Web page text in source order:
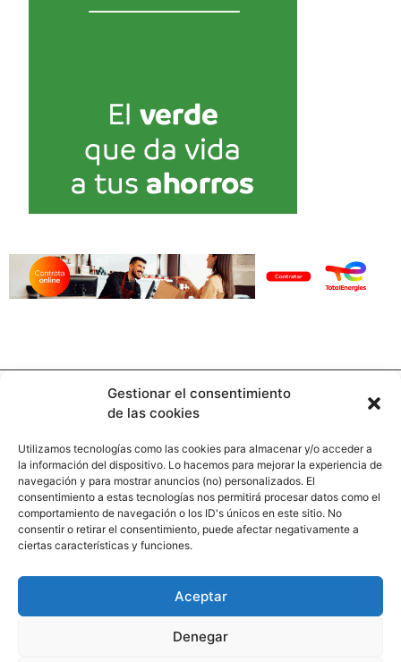
Gestionar el consentimiento
de las cookies
Utilizamos tecnologías como las cookies para almacenar y/o acceder a
la información del dispositivo. Lo hacemos para mejorar la experiencia de
navegación y para mostrar anuncios (no) personalizados. El
consentimiento a estas tecnologías nos permitirá procesar datos como el
comportamiento de navegación o los ID's únicos en este sitio. No
consentir o retirar el consentimiento, puede afectar negativamente a
ciertas características y funciones.
Aceptar
Denegar
Contacto
Calle Pinar, 5, 28006 Madrid
+34 91 745 58 38
Paginas legales